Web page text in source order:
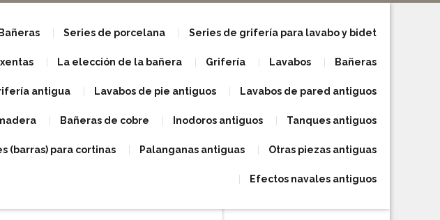
Bañeras Series de porcelana Series de grifería para lavabo y bidet
La elección de la bañera Grifería Lavabos Bañeras
antigua Lavabos de pie antiguos Lavabos de pared antiguos
Bañeras de cobre Inodoros antiguos Tanques antiguos
(barras) para cortinas Palanganas antiguas Otras piezas antiguas
Efectos navales antiguos